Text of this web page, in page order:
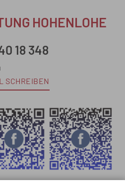
HOHENLOHE
18 348
SCHREIBEN